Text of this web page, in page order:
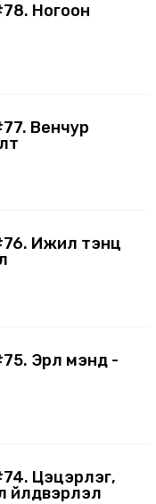
Ногоон
Венчур
Ижил тэнцүү
Эрүүл мэнд -
Цэцэрлэг,
үйлдвэрлэл